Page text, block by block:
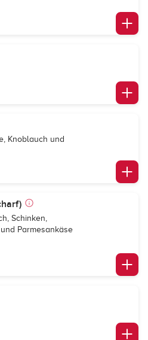
Knoblauch und
Schinken,
Parmesankäse